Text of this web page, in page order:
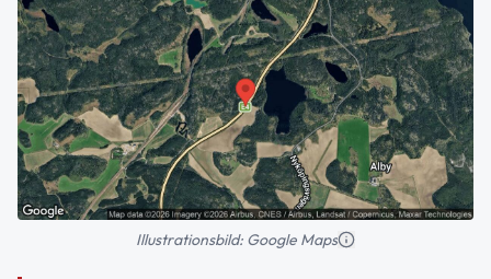
Illustrationsbild: Google Maps